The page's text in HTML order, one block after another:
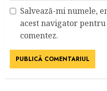
Salvează-mi numele,
acest navigator
comentez.